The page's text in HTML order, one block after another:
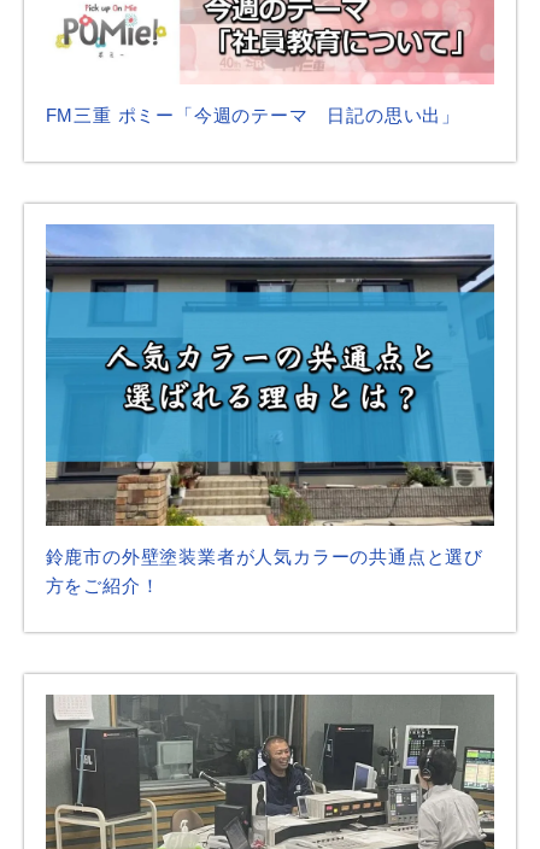
FM三重 ポミー「今週のテーマ 日記の思い出」
鈴鹿市の外壁塗装業者が人気カラーの共通点と選び
方をご紹介！